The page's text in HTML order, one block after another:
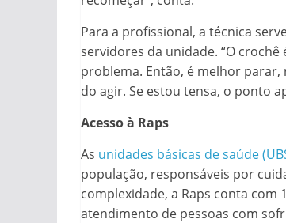
Para a profissional, a técnica
servidores da unidade. “O
problema. Então, é melhor
do agir. Se estou tensa, o ponto
Acesso à Raps
As unidades básicas de saúde
população, responsáveis por
complexidade, a Raps conta com
atendimento de pessoas com